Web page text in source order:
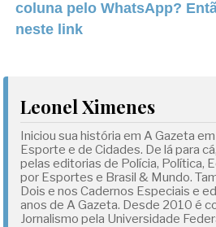
coluna pelo WhatsApp?
neste link
Leonel Ximenes
Iniciou sua história em A Gazeta
Esporte e de Cidades. De lá para
pelas editorias de Polícia, Política,
por Esportes e Brasil & Mundo.
Dois e nos Cadernos Especiais e
anos de A Gazeta. Desde 2010 é
Jornalismo pela Universidade